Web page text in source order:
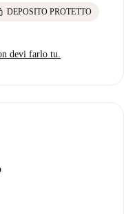
DEPOSITO PROTETTO
devi farlo tu.